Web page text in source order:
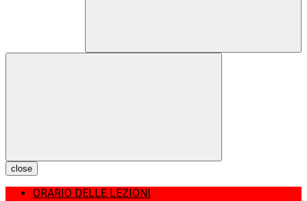
close
ORARIO DELLE LEZIONI